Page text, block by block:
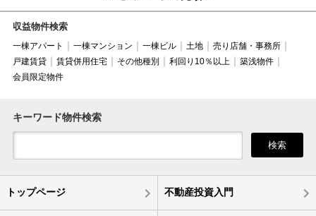
収益物件検索
一棟アパート 一棟マンション 一棟ビル 土地
売り店舗・事務所
戸建賃貸
賃貸併用住宅 その他種別 利回り10％以上
築浅物件
会員限定物件
キーワード物件検索
検索
トップページ 不動産投資入門